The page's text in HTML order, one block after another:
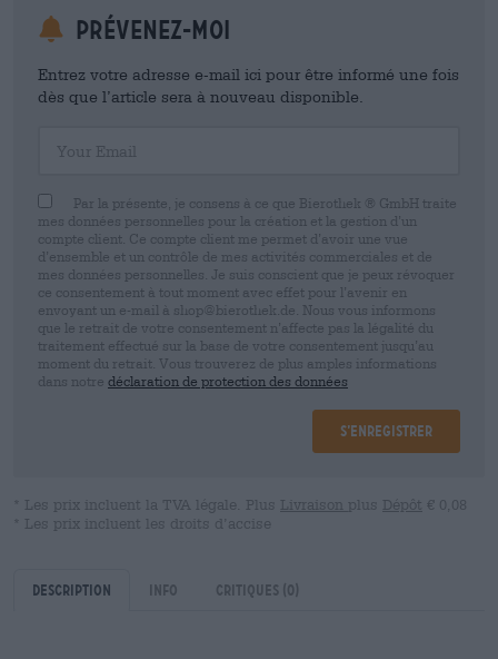
Prévenez-moi
Entrez votre adresse e-mail ici pour être informé une fois
dès que l’article sera à nouveau disponible.
Par la présente, je consens à ce que Bierothek ® GmbH traite
mes données personnelles pour la création et la gestion d’un
compte client. Ce compte client me permet d’avoir une vue
d’ensemble et un contrôle de mes activités commerciales et de
mes données personnelles. Je suis conscient que je peux révoquer
ce consentement à tout moment avec effet pour l’avenir en
envoyant un e-mail à shop@bierothek.de. Nous vous informons
que le retrait de votre consentement n’affecte pas la légalité du
traitement effectué sur la base de votre consentement jusqu’au
moment du retrait. Vous trouverez de plus amples informations
dans notre déclaration de protection des données
S’enregistrer
* Les prix incluent la TVA légale. Plus Livraison plus Dépôt € 0,08
* Les prix incluent les droits d’accise
Description Info Critiques (0)